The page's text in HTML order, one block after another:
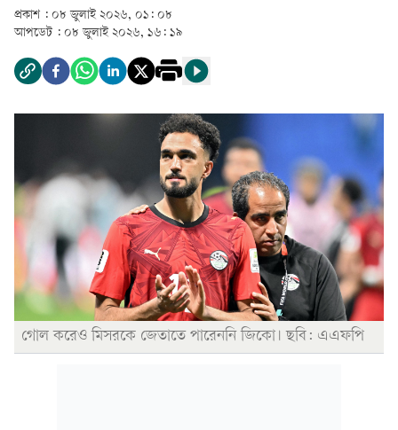
প্রকাশ : ০৮ জুলাই ২০২৬, ০১: ০৮
আপডেট : ০৮ জুলাই ২০২৬, ১৬: ১৯
গোল করেও মিসরকে জেতাতে পারেননি জিকো। ছবি: এএফপি